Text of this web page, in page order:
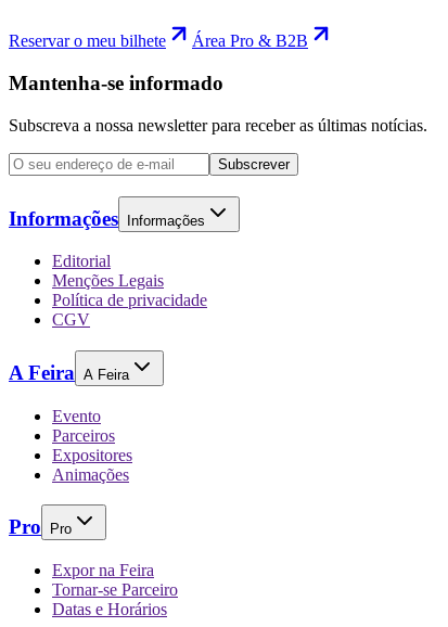
Reservar o meu bilhete Área Pro & B2B
Mantenha-se informado
Subscreva a nossa newsletter para receber as últimas notícias.
Subscrever
Informações Informações
Editorial
Menções Legais
Política de privacidade
CGV
A Feira A Feira
Evento
Parceiros
Expositores
Animações
Pro Pro
Expor na Feira
Tornar-se Parceiro
Datas e Horários